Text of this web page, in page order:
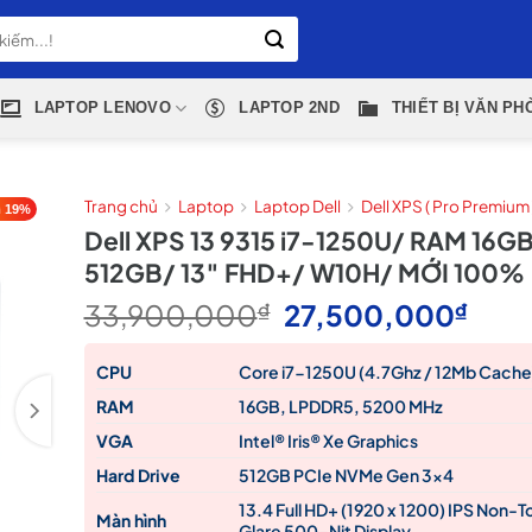
LAPTOP LENOVO LAPTOP 2ND THIẾT BỊ VĂN
19% Trang chủ Laptop Laptop Dell Dell XPS ( Pro Premium
Dell XPS 13 9315 i7-1250U/ RAM
512GB/ 13″ FHD+/ W10H/ MỚI 100%
33,900,000₫ Giá
gốc
là:
33,900,000₫.
27,500,000₫Giá
tại
CPU
Core i7-1250U (4.7Ghz / 12Mb
RAM
16GB, LPDDR5, 5200 MHz
VGA
Intel® Iris® Xe Graphics
Hard Drive
512GB PCIe NVMe Gen 3×4
Màn hình
13.4 Full HD+ (1920 x 1200) IPS Non-